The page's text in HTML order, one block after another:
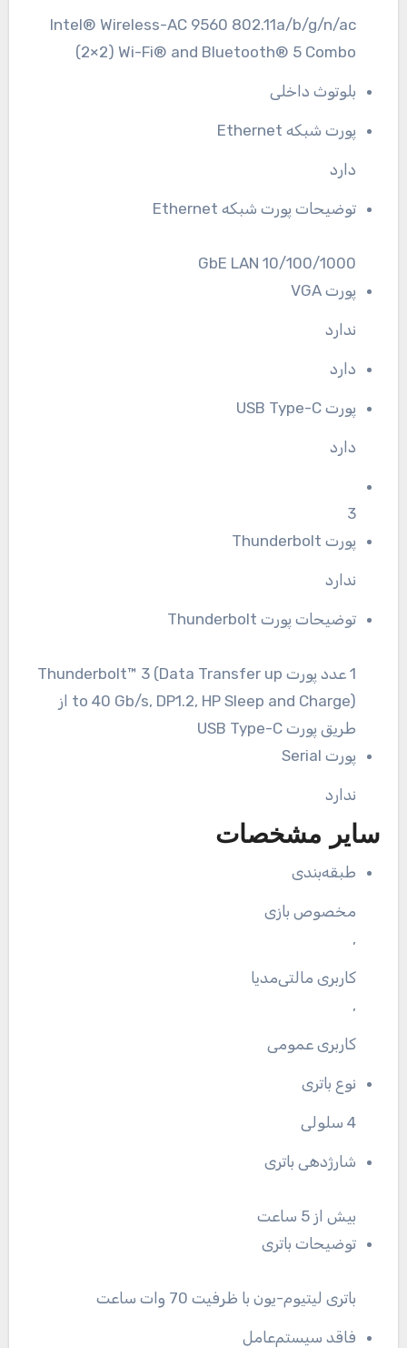
Intel® Wireless-AC 9560 802.11a/b/g/n/ac
(2×2) Wi-Fi® and Bluetooth® 5 Combo
بلوتوث داخلی
پورت شبکه Ethernet
دارد
توضیحات پورت شبکه Ethernet
10/100/1000 GbE LAN
پورت VGA
ندارد
دارد
پورت USB Type-C
دارد
3
پورت Thunderbolt
ندارد
توضیحات پورت Thunderbolt
1 عدد پورت Thunderbolt™ 3 (Data Transfer up
to 40 Gb/s, DP1.2, HP Sleep and Charge) از
طریق پورت USB Type-C
پورت Serial
ندارد
سایر مشخصات
طبقه‌بندی
مخصوص بازی
,
کاربری مالتی‌مدیا
,
کاربری عمومی
نوع باتری
4 سلولی
شارژدهی باتری
بیش از 5 ساعت
توضیحات باتری
باتری لیتیوم-یون با ظرفیت 70 وات‌ ساعت
فاقد سیستم‌عامل